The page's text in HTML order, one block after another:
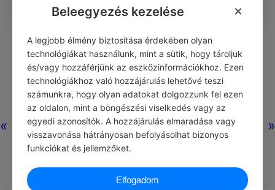
« »
Nincs még hozzászólás.
Beleegyezés kezelése ×
A legjobb élmény biztosítása érdekében olyan
technológiákat használunk, mint a sütik, hogy tároljuk
és/vagy hozzáférjünk az eszközinformációkhoz. Ezen
technológiákhoz való hozzájárulás lehetővé teszi
számunkra, hogy olyan adatokat dolgozzunk fel ezen
az oldalon, mint a böngészési viselkedés vagy az
egyedi azonosítók. A hozzájárulás elmaradása vagy
visszavonása hátrányosan befolyásolhat bizonyos
funkciókat és jellemzőket.
Elfogadom